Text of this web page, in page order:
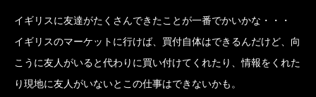
イギリスに友達がたくさんできたことが一番でかいかな・・・
イギリスのマーケットに行けば、買付自体はできるんだけど、向
こうに友人がいると代わりに買い付けてくれたり、情報をくれた
り現地に友人がいないとこの仕事はできないかも。